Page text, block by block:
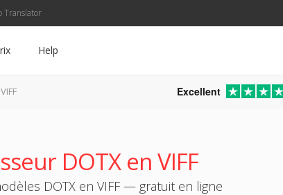
Translator
Help
Excellent
DOTX en VIFF
DOTX en VIFF — gratuit en ligne